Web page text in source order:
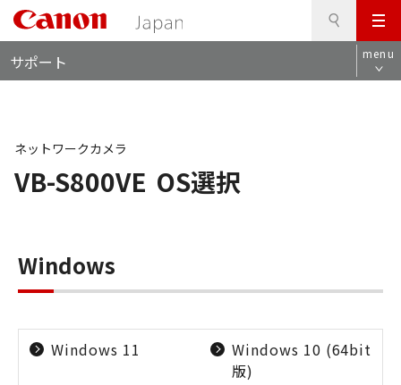
メ
ニ
ュ
サポート menu
VB-S800VE OS選択
ネットワークカメラ
Windows
Windows 11
Windows 10 (64bit
版)